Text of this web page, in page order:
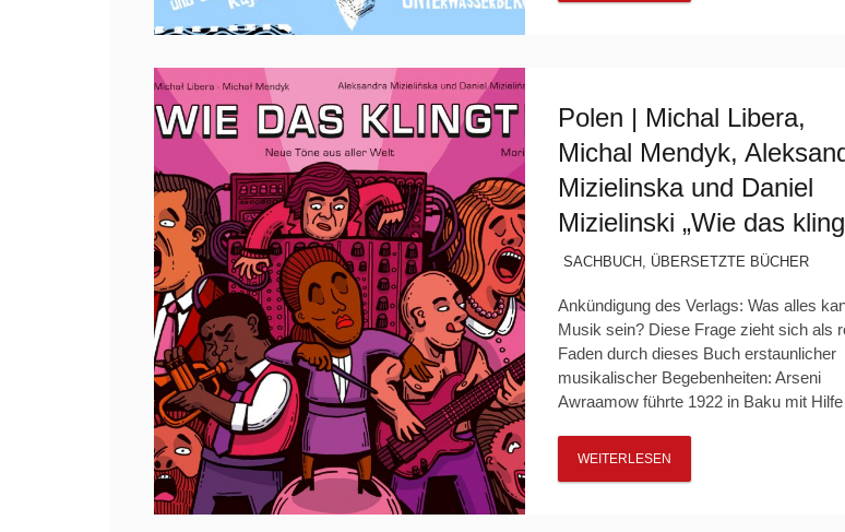
Polen | Michal Libera,
Michal Mendyk,
Mizielinska und Daniel
Mizielinski „Wie das
SACHBUCH , ÜBERSETZTE BÜCHER
Ankündigung des Verlags: Was alles
Musik sein? Diese Frage zieht sich als
Faden durch dieses Buch erstaunlicher
musikalischer Begebenheiten: Arseni
Awraamow führte 1922 in Baku mit Hilfe
WEITERLESEN